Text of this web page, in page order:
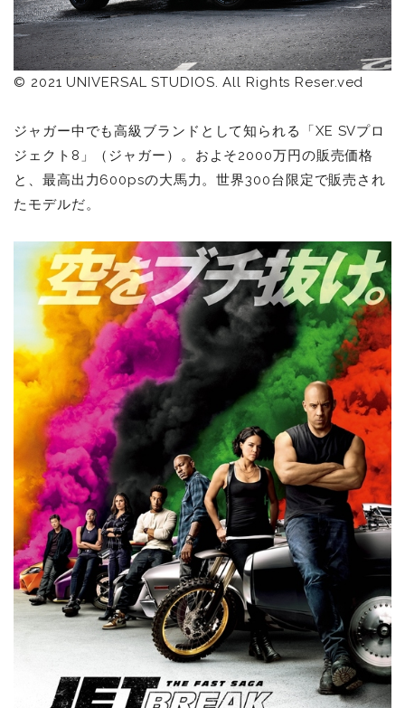
© 2021 UNIVERSAL STUDIOS. All Rights Reser.ved
ジャガー中でも高級ブランドとして知られる「XE SVプロ
ジェクト8」（ジャガー）。およそ2000万円の販売価格
と、最高出力600psの大馬力。世界300台限定で販売され
たモデルだ。